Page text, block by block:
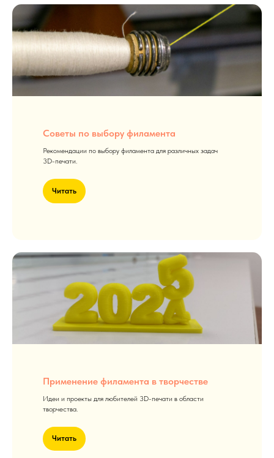
Советы по выбору филамента
Рекомендации по выбору филамента для различных задач
3D-печати.
Читать
Применение филамента в творчестве
Идеи и проекты для любителей 3D-печати в области
творчества.
Читать